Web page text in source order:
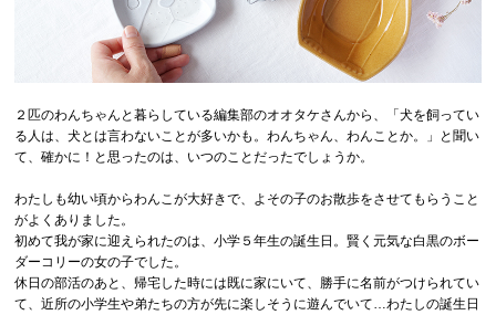
２匹のわんちゃんと暮らしている編集部のオオタケさんから、「犬を飼ってい
る人は、犬とは言わないことが多いかも。わんちゃん、わんことか。」と聞い
て、確かに！と思ったのは、いつのことだったでしょうか。
わたしも幼い頃からわんこが大好きで、よその子のお散歩をさせてもらうこと
がよくありました。
初めて我が家に迎えられたのは、小学５年生の誕生日。賢く元気な白黒のボー
ダーコリーの女の子でした。
休日の部活のあと、帰宅した時には既に家にいて、勝手に名前がつけられてい
て、近所の小学生や弟たちの方が先に楽しそうに遊んでいて…わたしの誕生日